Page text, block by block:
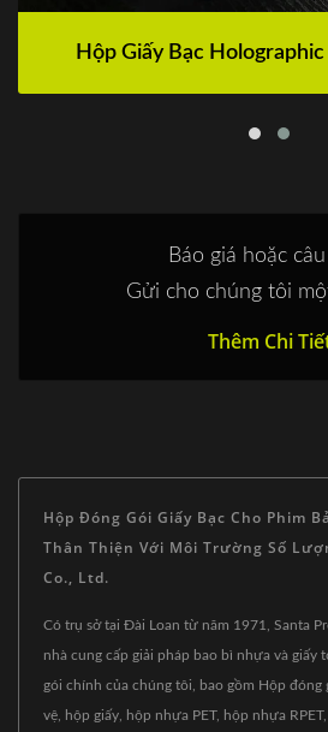
Hộp Giấy Bạc
Báo giá hoặc
Gửi cho chúng tôi
Thêm Chi
Hộp Đóng Gói Giấy Bạc Cho Phim
Thân Thiện Với Môi Trường Số
Co., Ltd.
Có trụ sở tại Đài Loan từ năm 1971, Santa
nhà cung cấp giải pháp bao bì nhựa và giấy
gói chính của chúng tôi, bao gồm Hộp đóng
vệ, hộp giấy, hộp nhựa PET, hộp nhựa